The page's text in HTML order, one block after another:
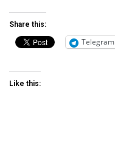
Share this:
Telegram
Like this: